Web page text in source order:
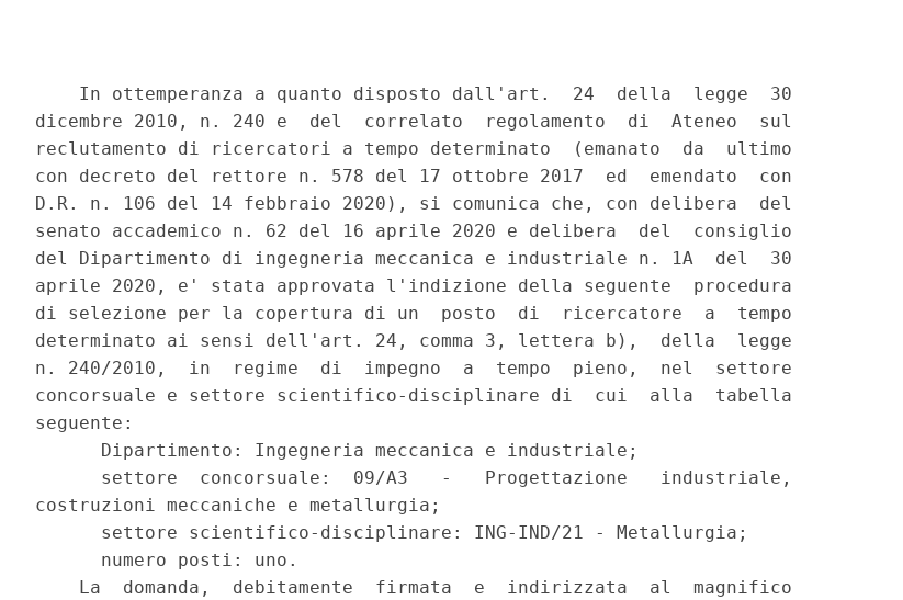
    In ottemperanza a quanto disposto dall'art.  24  della  legge  30
dicembre 2010, n. 240 e  del  correlato  regolamento  di  Ateneo  sul
reclutamento di ricercatori a tempo determinato  (emanato  da  ultimo
con decreto del rettore n. 578 del 17 ottobre 2017  ed  emendato  con
D.R. n. 106 del 14 febbraio 2020), si comunica che, con delibera  del
senato accademico n. 62 del 16 aprile 2020 e delibera  del  consiglio
del Dipartimento di ingegneria meccanica e industriale n. 1A  del  30
aprile 2020, e' stata approvata l'indizione della seguente  procedura
di selezione per la copertura di un  posto  di  ricercatore  a  tempo
determinato ai sensi dell'art. 24, comma 3, lettera b),  della  legge
n. 240/2010,  in  regime  di  impegno  a  tempo  pieno,  nel  settore
concorsuale e settore scientifico-disciplinare di  cui  alla  tabella
seguente:
      Dipartimento: Ingegneria meccanica e industriale;
      settore  concorsuale:  09/A3   -   Progettazione   industriale,
costruzioni meccaniche e metallurgia;
      settore scientifico-disciplinare: ING-IND/21 - Metallurgia;
      numero posti: uno.
    La  domanda,  debitamente  firmata  e  indirizzata  al  magnifico